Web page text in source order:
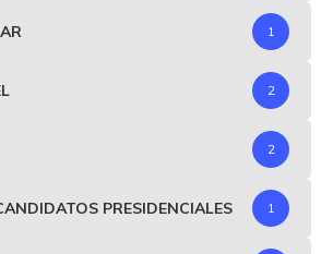
1
2
2
PRESIDENCIALES 1